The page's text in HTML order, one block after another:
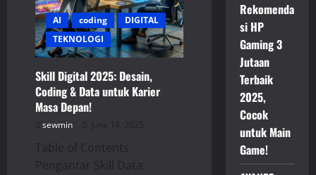
AI coding
DIGITAL
TEKNOLOGI
Skill Digital 2025: Desain,
Coding & Data untuk Karier
Masa Depan!
sewmin June 14, 2025
Table of Contents
Pengantar Skill Data:
Rekomenda
si HP
Gaming 3
Jutaan
Terbaik
2025,
Cocok
untuk Main
Game!